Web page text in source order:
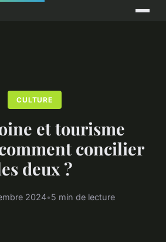
CULTURE
et tourisme
concilier
deux ?
2024•5 min de lecture